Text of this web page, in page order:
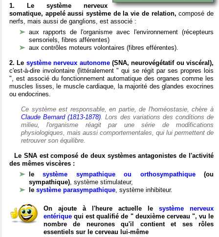
1. Le système nerveux
somatique, appelé aussi système de la vie de relation, composé de
nerfs, mais aussi de ganglions, est associé :
aux rapports de l'organisme avec l'environnement (récepteurs
sensoriels, fibres afférentes)
aux contrôles moteurs volontaires (fibres efférentes).
2. Le système nerveux autonome(SNA, neurovégétatif ou viscéral),
c'est-à-dire involontaire (littéralement " qui se régit par ses propres lois
", est associé du fonctionnement automatique des organes comme les
muscles lisses, le muscle cardiaque, la majorité des glandes exocrines
ou endocrines.
Ce système est responsable, en partie, de l'homéostasie, chère à
Claude Bernard (1813-1878). Lors des variations des conditions de
milieu, l'organisme réagit par une série de modifications
physiologiques, mais aussi comportementales, qui lui permettent de
retrouver son équilibre.
Le SNA est composé de deux systèmes antagonistes de l'activité
des mêmes viscères :
lesystème sympathique ou orthosympathique(ou
sympathique), système stimulateur,
le système parasympathique, système inhibiteur.
On ajoute à l'heure actuelle le système nerveux
entérique qui est qualifié de " deuxième cerveau ", vu le
nombre de neurones qu'il contient et ses rôles
essentiels sur le cerveau lui-même